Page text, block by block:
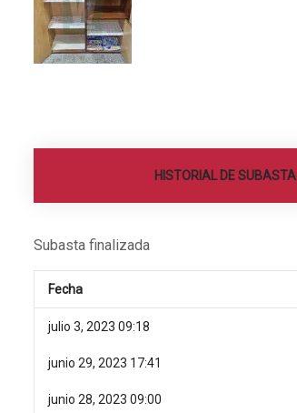
HISTORIAL DE SUBASTA
Subasta finalizada
Fecha
julio 3, 2023 09:18
junio 29, 2023 17:41
junio 28, 2023 09:00